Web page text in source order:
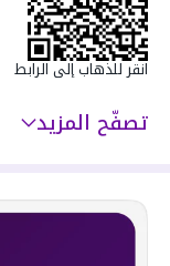
انقر للذهاب إلى الرابط
تصفّح المزيد